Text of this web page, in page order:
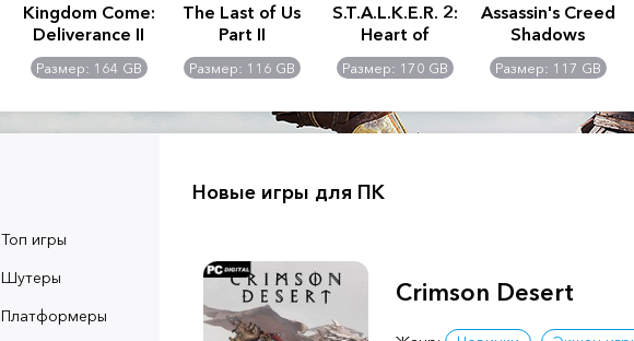
Kingdom Come:
Deliverance II
Размер: 164 GB
The Last of Us
Part II
Remastered
Размер: 116 GB
S.T.A.L.K.E.R. 2:
Heart of
Chernobyl -
Ultimate Edition
Размер: 170 GB
Assassin's Creed
Shadows
Размер: 117 GB
Топ игры
Шутеры
Платформеры
Новые игры для ПК
Crimson Desert